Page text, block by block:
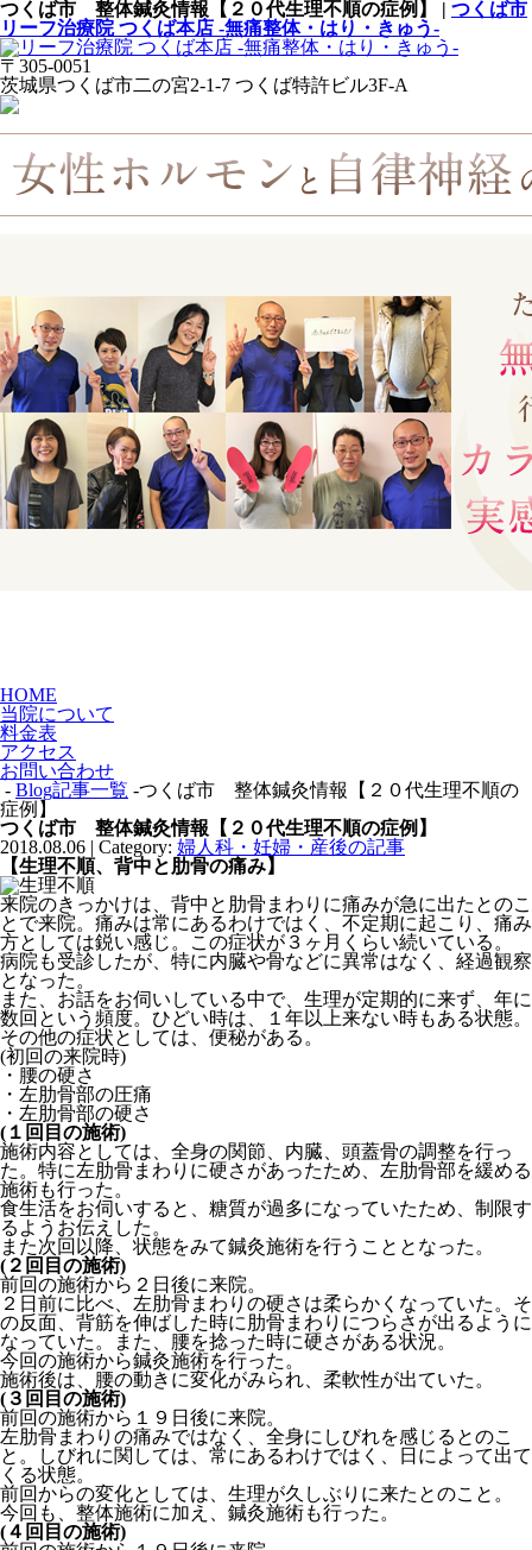
つくば市 整体鍼灸情報【２０代生理不順の症例】 | つくば市
リーフ治療院 つくば本店 -無痛整体・はり・きゅう-
〒305-0051
茨城県つくば市二の宮2-1-7 つくば特許ビル3F-A
HOME
当院について
料金表
アクセス
お問い合わせ
- Blog記事一覧 -つくば市 整体鍼灸情報【２０代生理不順の
症例】
つくば市 整体鍼灸情報【２０代生理不順の症例】
2018.08.06 | Category: 婦人科・妊婦・産後の記事
【生理不順、背中と肋骨の痛み】
来院のきっかけは、背中と肋骨まわりに痛みが急に出たとのこ
とで来院。痛みは常にあるわけではく、不定期に起こり、痛み
方としては鋭い感じ。この症状が３ヶ月くらい続いている。
病院も受診したが、特に内臓や骨などに異常はなく、経過観察
となった。
また、お話をお伺いしている中で、生理が定期的に来ず、年に
数回という頻度。ひどい時は、１年以上来ない時もある状態。
その他の症状としては、便秘がある。
(初回の来院時)
・腰の硬さ
・左肋骨部の圧痛
・左肋骨部の硬さ
(１回目の施術)
施術内容としては、全身の関節、内臓、頭蓋骨の調整を行っ
た。特に左肋骨まわりに硬さがあったため、左肋骨部を緩める
施術も行った。
食生活をお伺いすると、糖質が過多になっていたため、制限す
るようお伝えした。
また次回以降、状態をみて鍼灸施術を行うこととなった。
(２回目の施術)
前回の施術から２日後に来院。
２日前に比べ、左肋骨まわりの硬さは柔らかくなっていた。そ
の反面、背筋を伸ばした時に肋骨まわりにつらさが出るように
なっていた。また、腰を捻った時に硬さがある状況。
今回の施術から鍼灸施術を行った。
施術後は、腰の動きに変化がみられ、柔軟性が出ていた。
(３回目の施術)
前回の施術から１９日後に来院。
左肋骨まわりの痛みではなく、全身にしびれを感じるとのこ
と。しびれに関しては、常にあるわけではく、日によって出て
くる状態。
前回からの変化としては、生理が久しぶりに来たとのこと。
今回も、整体施術に加え、鍼灸施術も行った。
(４回目の施術)